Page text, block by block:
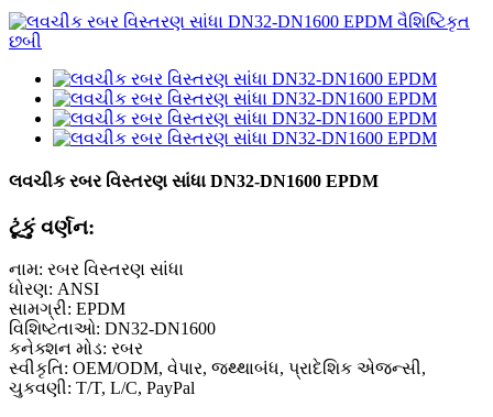
લવચીક રબર વિસ્તરણ સાંધા DN32-DN1600 EPDM
ટૂંકું વર્ણન:
નામ: રબર વિસ્તરણ સાંધા
ધોરણ: ANSI
સામગ્રી: EPDM
વિશિષ્ટતાઓ: DN32-DN1600
કનેક્શન મોડ: રબર
સ્વીકૃતિ: OEM/ODM, વેપાર, જથ્થાબંધ, પ્રાદેશિક એજન્સી,
ચુકવણી: T/T, L/C, PayPal